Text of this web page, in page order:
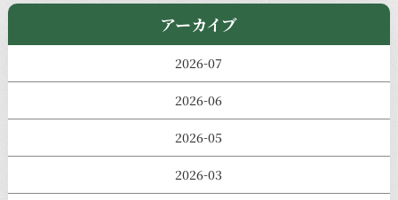
アーカイブ
2026-07
2026-06
2026-05
2026-03